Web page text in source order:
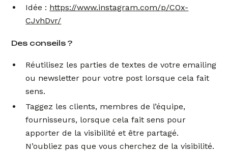
Idée : https://www.instagram.com/p/COx-
CJvhDvr/
Des conseils ?
Réutilisez les parties de textes de votre emailing
ou newsletter pour votre post lorsque cela fait
sens.
Taggez les clients, membres de l’équipe,
fournisseurs, lorsque cela fait sens pour
apporter de la visibilité et être partagé.
N’oubliez pas que vous cherchez de la visibilité.